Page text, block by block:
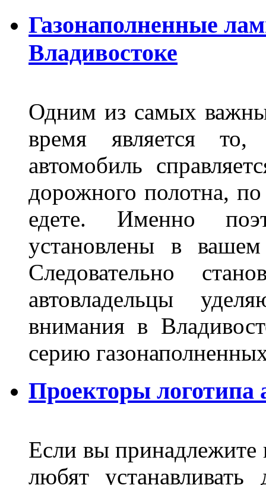
Газонаполненные
Владивостоке
Одним из самых
время является то,
автомобиль
дорожного полотна,
едете. Именно
установлены в
Следовательно
автовладельцы
внимания в
серию
Проекторы логотипа
Если вы принадлежите
любят устанавливать